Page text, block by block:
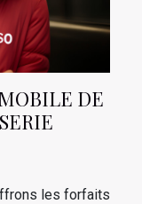
DE
les forfaits